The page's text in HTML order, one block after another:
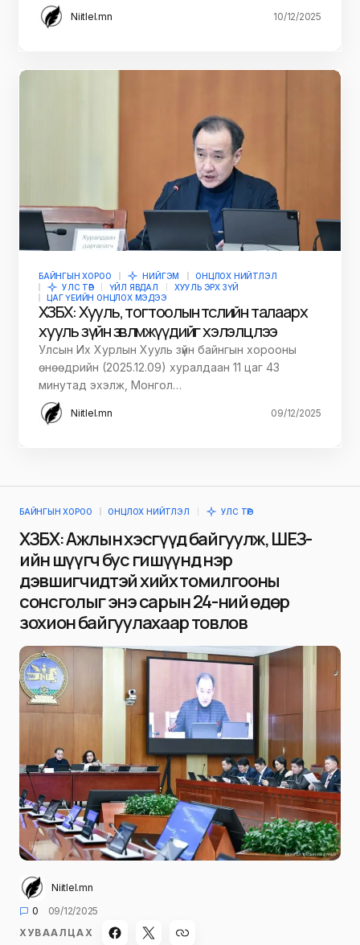
Niitlel.mn 10/12/2025
БАЙНГЫН ХОРОО НИЙГЭМ
ОНЦЛОХ НИЙТЛЭЛ
УЛС ТӨР
ҮЙЛ ЯВДАЛ
ХУУЛЬ ЭРХ ЗҮЙ
ЦАГ ҮЕИЙН ОНЦЛОХ МЭДЭЭ
ХЗБХ: Хууль, тогтоолын төслийн талаарх
хууль зүйн зөвлөмжүүдийг хэлэлцлээ
Улсын Их Хурлын Хууль зүйн байнгын хорооны
өнөөдрийн (2025.12.09) хуралдаан 11 цаг 43
минутад эхэлж, Монгол…
Niitlel.mn 09/12/2025
БАЙНГЫН ХОРОО ОНЦЛОХ НИЙТЛЭЛ УЛС ТӨР
ХЗБХ: Ажлын хэсгүүд байгуулж, ШЕЗ-
ийн шүүгч бус гишүүнд нэр
дэвшигчидтэй хийх томилгооны
сонсголыг энэ сарын 24-ний өдөр
зохион байгуулахаар товлов
Niitlel.mn
0
09/12/2025
ХУВААЛЦАХ